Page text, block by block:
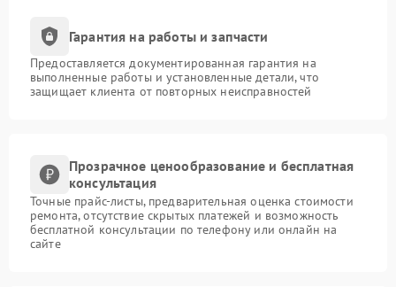
Гарантия на работы и запчасти
Предоставляется документированная гарантия на
выполненные работы и установленные детали, что
защищает клиента от повторных неисправностей
Прозрачное ценообразование и бесплатная
консультация
Точные прайс-листы, предварительная оценка стоимости
ремонта, отсутствие скрытых платежей и возможность
бесплатной консультации по телефону или онлайн на
сайте